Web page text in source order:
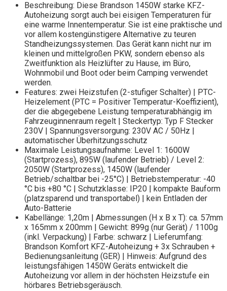
Beschreibung: Diese Brandson 1450W starke KFZ-
Autoheizung sorgt auch bei eisigen Temperaturen für
eine warme Innentemperatur. Sie ist eine praktische und
vor allem kostengünstigere Alternative zu teuren
Standheizungssystemen. Das Gerät kann nicht nur im
kleinen und mittelgroßen PKW, sondern ebenso als
Zweitfunktion als Heizlüfter zu Hause, im Büro,
Wohnmobil und Boot oder beim Camping verwendet
werden.
Features: zwei Heizstufen (2-stufiger Schalter) | PTC-
Heizelement (PTC = Positiver Temperatur-Koeffizient),
der die abgegebene Leistung temperaturabhängig im
Fahrzeuginnenraum regelt | Steckertyp: Typ F Stecker
230V | Spannungsversorgung: 230V AC / 50Hz |
automatischer Überhitzungsschutz
Maximale Leistungsaufnahme: Level 1: 1600W
(Startprozess), 895W (laufender Betrieb) / Level 2:
2050W (Startprozess), 1450W (laufender
Betrieb/schaltbar bei -25°C) | Betriebstemperatur: -40
°C bis +80 °C | Schutzklasse: IP20 | kompakte Bauform
(platzsparend und transportabel) | kein Entladen der
Auto-Batterie
Kabellänge: 1,20m | Abmessungen (H x B x T): ca. 57mm
x 165mm x 200mm | Gewicht: 899g (nur Gerät) / 1100g
(inkl. Verpackung) | Farbe: schwarz | Lieferumfang:
Brandson Komfort KFZ-Autoheizung + 3x Schrauben +
Bedienungsanleitung (GER) | Hinweis: Aufgrund des
leistungsfähigen 1450W Geräts entwickelt die
Autoheizung vor allem in der höchsten Heizstufe ein
hörbares Betriebsgeräusch.